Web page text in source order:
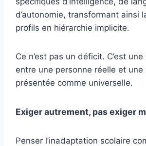
d’autonomie, transformant ainsi
profils en hiérarchie implicite.
Ce n’est pas un déficit. C’est
entre une personne réelle et
présentée comme universelle.
Exiger autrement, pas exiger
Penser l’inadaptation scolaire